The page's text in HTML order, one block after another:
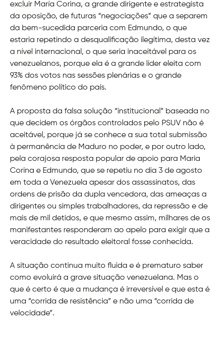
excluir María Corina, a grande dirigente e estrategista
da oposição, de futuras “negociações” que a separem
da bem-sucedida parceria com Edmundo, o que
estaria repetindo a desqualificação ilegítima, desta vez
a nível internacional, o que seria inaceitável para os
venezuelanos, porque ela é a grande líder eleita com
93% dos votos nas sessões plenárias e o grande
fenômeno político do país.
A proposta da falsa solução “institucional” baseada no
que decidem os órgãos controlados pelo PSUV não é
aceitável, porque já se conhece a sua total submissão
à permanência de Maduro no poder, e por outro lado,
pela corajosa resposta popular de apoio para Maria
Corina e Edmundo, que se repetiu no dia 3 de agosto
em toda a Venezuela apesar dos assassinatos, das
ordens de prisão da dupla vencedora, das ameaças a
dirigentes ou simples trabalhadores, da repressão e de
mais de mil detidos, e que mesmo assim, milhares de os
manifestantes responderam ao apelo para exigir que a
veracidade do resultado eleitoral fosse conhecida.
A situação continua muito fluida e é prematuro saber
como evoluirá a grave situação venezuelana. Mas o
que é certo é que a mudança é irreversível e que esta é
uma “corrida de resistência” e não uma “corrida de
velocidade”.